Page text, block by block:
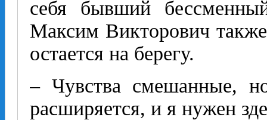
себя бывший
Максим Викторович
остается на берегу.
– Чувства смешанные,
расширяется, и я нужен